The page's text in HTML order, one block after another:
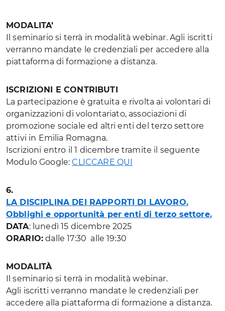
MODALITA’
Il seminario si terrà in modalità webinar. Agli iscritti
verranno mandate le credenziali per accedere alla
piattaforma di formazione a distanza.
ISCRIZIONI E CONTRIBUTI
La partecipazione è gratuita e rivolta ai volontari di
organizzazioni di volontariato, associazioni di
promozione sociale ed altri enti del terzo settore
attivi in Emilia Romagna.
Iscrizioni entro il 1 dicembre tramite il seguente
Modulo Google:CLICCARE QUI
6.
LA DISCIPLINA DEI RAPPORTI DI LAVORO.
Obblighi e opportunità per enti di terzo settore.
DATA: lunedì 15 dicembre 2025
ORARIO: dalle 17:30 alle 19:30
MODALITÀ
Il seminario si terrà in modalità webinar.
Agli iscritti verranno mandate le credenziali per
accedere alla piattaforma di formazione a distanza.